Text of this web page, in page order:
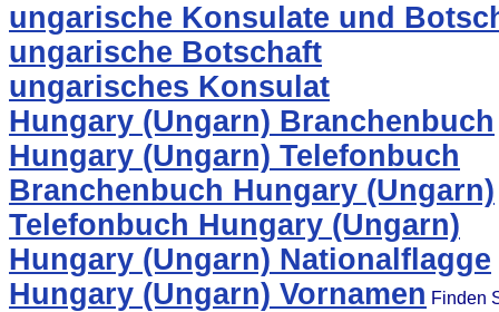
ungarische Konsulate und
ungarische Botschaft
ungarisches Konsulat
Hungary (Ungarn) Branchenbuch
Hungary (Ungarn) Telefonbuch
Branchenbuch Hungary (Ungarn)
Telefonbuch Hungary (Ungarn)
Hungary (Ungarn) Nationalflagge
Hungary (Ungarn) Vornamen Finden